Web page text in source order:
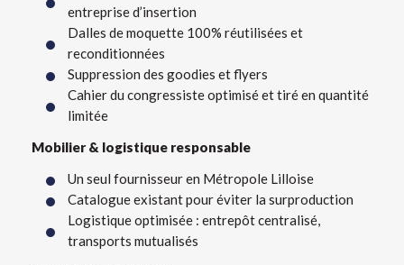
entreprise d’insertion
Dalles de moquette 100% réutilisées et
reconditionnées
Suppression des goodies et flyers
Cahier du congressiste optimisé et tiré en quantité
limitée
Mobilier & logistique responsable
Un seul fournisseur en Métropole Lilloise
Catalogue existant pour éviter la surproduction
Logistique optimisée : entrepôt centralisé,
transports mutualisés